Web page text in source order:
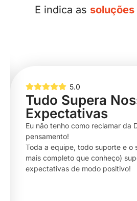
E indica as soluções
5.0
Atendimento que
Diferença
Minha experiência com a
possível. O sistema é completo e
grande diferencial é a equipe:
pacientes, com um destaque
Sotelo.